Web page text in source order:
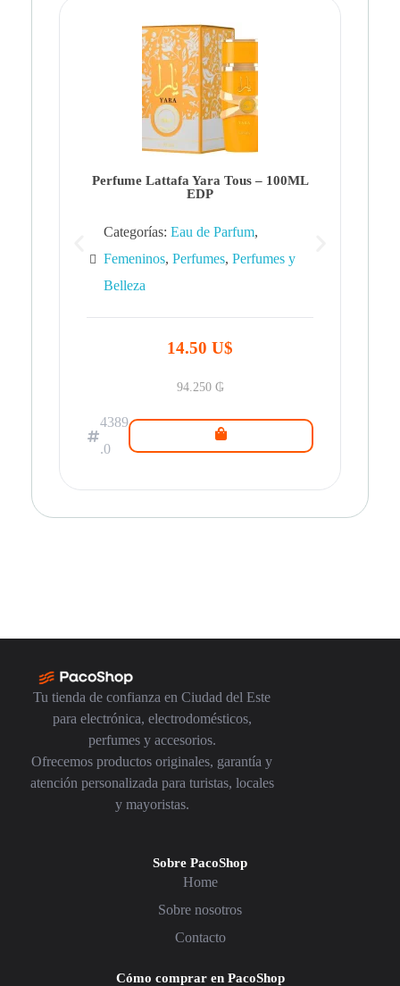
Perfume Lattafa Yara Tous – 100ML
EDP
Categorías: Eau de Parfum,
Femeninos, Perfumes, Perfumes y
Belleza
14.50 U$
94.250 ₲
4389
.0
Tu tienda de confianza en Ciudad del Este
para electrónica, electrodomésticos,
perfumes y accesorios.
Ofrecemos productos originales, garantía y
atención personalizada para turistas, locales
y mayoristas.
Sobre PacoShop
Home
Sobre nosotros
Contacto
Cómo comprar en PacoShop